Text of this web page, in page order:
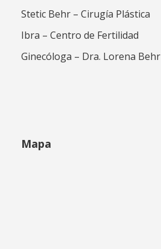
Stetic Behr – Cirugía Plástica
Ibra – Centro de Fertilidad
Ginecóloga – Dra. Lorena Behr
Mapa